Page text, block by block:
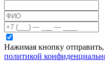
Нажимая кнопку
политикой